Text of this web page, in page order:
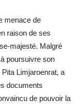
menace de
raison de ses
majesté. Malgré
poursuivre son
Limjaroenrat, a
documents
de pouvoir la